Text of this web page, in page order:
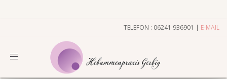
TELEFON : 06241 936901 | E-MAIL
Toggle